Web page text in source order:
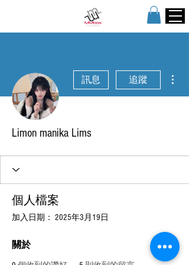
訊息 追蹤
Limon manika Lims
個人檔案
加入日期： 2025年3月19日
關於